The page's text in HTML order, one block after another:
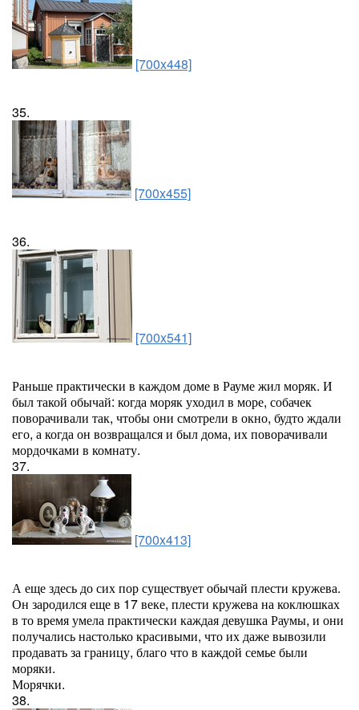
[700x448]
35.
[700x455]
36.
[700x541]
Раньше практически в каждом доме в Рауме жил моряк. И
был такой обычай: когда моряк уходил в море, собачек
поворачивали так, чтобы они смотрели в окно, будто ждали
его, а когда он возвращался и был дома, их поворачивали
мордочками в комнату.
37.
[700x413]
А еще здесь до сих пор существует обычай плести кружева.
Он зародился еще в 17 веке, плести кружева на коклюшках
в то время умела практически каждая девушка Раумы, и они
получались настолько красивыми, что их даже вывозили
продавать за границу, благо что в каждой семье были
моряки.
Морячки.
38.